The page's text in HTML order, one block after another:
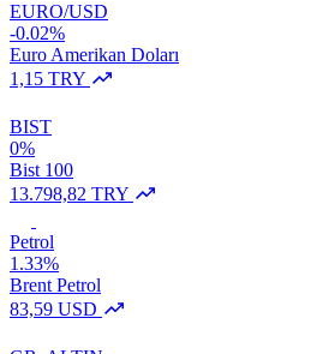
EURO/USD
-0.02%
Euro Amerikan Doları
1,15 TRY
BIST
0%
Bist 100
13.798,82 TRY
Petrol
1.33%
Brent Petrol
83,59 USD